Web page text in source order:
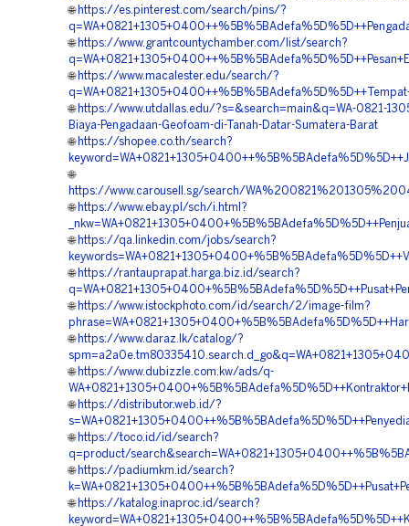
🌐 https://es.pinterest.com/search/pins/?
🌐 https://www.grantcountychamber.com/list/search?
🌐 https://www.macalester.edu/search/?
🌐 https://www.utdallas.edu/?s=&search=main&q=WA-0821-
Biaya-Pengadaan-Geofoam-di-Tanah-Datar-Sumatera-Barat
🌐 https://shopee.co.th/search?
🌐
https://www.carousell.sg/search/
🌐 https://www.ebay.pl/sch/i.html?
🌐 https://qa.linkedin.com/jobs/search?
🌐 https://rantauprapat.harga.biz.id/search?
🌐 https://www.istockphoto.com/id/search/2/image-film?
🌐 https://www.daraz.lk/catalog/?
🌐 https://www.dubizzle.com.kw/ads/q-
🌐 https://distributor.web.id/?
🌐 https://toco.id/id/search?
q=product/
🌐 https://padiumkm.id/search?
🌐 https://katalog.inaproc.id/search?